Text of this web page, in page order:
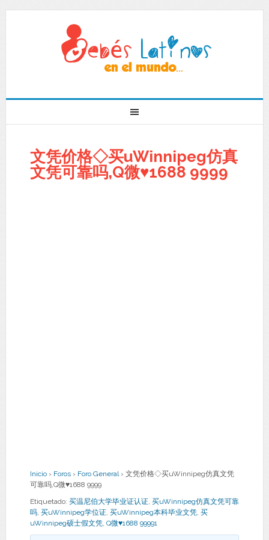
文凭价格◇买uWinnipeg仿真
文凭可靠吗,Q微♥1688 9999
Inicio › Foros › Foro General › 文凭价格◇买uWinnipeg仿真文凭
可靠吗,Q微♥1688 9999
Etiquetado: 买温尼伯大学毕业证认证, 买uWinnipeg仿真文凭可靠
吗, 买uWinnipeg学位证, 买uWinnipeg本科毕业文凭, 买
uWinnipeg硕士假文凭, Q微♥1688 99991